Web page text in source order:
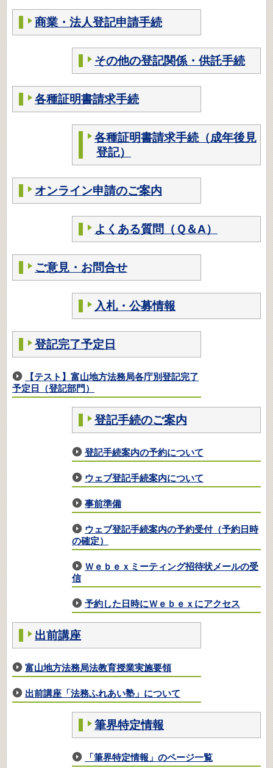
商業・法人登記申請手続
その他の登記関係・供託手続
各種証明書請求手続
各種証明書請求手続（成年後見
登記）
オンライン申請のご案内
よくある質問（Ｑ＆A）
ご意見・お問合せ
入札・公募情報
登記完了予定日
【テスト】富山地方法務局各庁別登記完了
予定日（登記部門）
登記手続のご案内
登記手続案内の予約について
ウェブ登記手続案内について
事前準備
ウェブ登記手続案内の予約受付（予約日時
の確定）
Ｗｅｂｅｘミーティング招待状メールの受
信
予約した日時にＷｅｂｅｘにアクセス
出前講座
富山地方法務局法教育授業実施要領
出前講座「法務ふれあい塾」について
筆界特定情報
「筆界特定情報」のページ一覧